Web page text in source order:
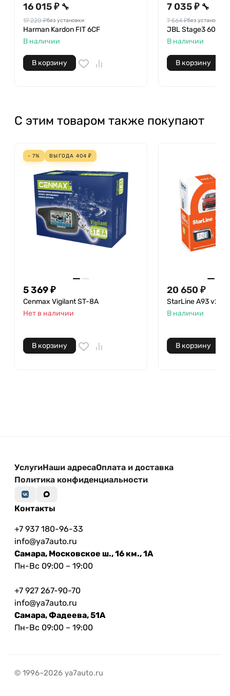
16 015 ₽ 🔧
17 220 ₽без установки
Harman Kardon FIT 6CF
В наличии
В корзину
7 035 ₽ 🔧
7 564 ₽без установки
JBL Stage3 607C
В наличии
В корзину
С этим товаром также покупают
- 7% ВЫГОДА 404 ₽
5 369 ₽
Cenmax Vigilant ST-8A
Нет в наличии
В корзину
20 650 ₽
StarLine A93 v2
В наличии
В корзину
УслугиНаши адресаОплата и доставка
Политика конфиденциальности
Контакты
+7 937 180-96-33
info@ya7auto.ru
Самара, Московское ш., 16 км., 1А
Пн-Вс 09:00 – 19:00
+7 927 267-90-70
info@ya7auto.ru
Самара, Фадеева, 51А
Пн-Вс 09:00 – 19:00
© 1996–2026 ya7auto.ru